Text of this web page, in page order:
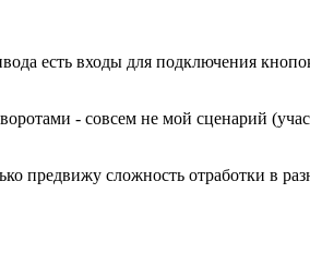
есть входы для подключения
- совсем не мой сценарий
предвижу сложность отработки в